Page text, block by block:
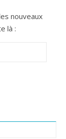
nouveaux
là :